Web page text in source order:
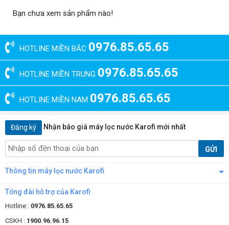
Bạn chưa xem sản phẩm nào!
HOTLINE MIỀN BẮC 0976.85.65.65
HOTLINE MIỀN TRUNG 0976.85.65.65
HOTLINE MIỀN NAM 0976.85.65.65
Đăng ký Nhận báo giá máy lọc nước Karofi mới nhất
GỬI
Thông tin máy lọc nước Karofi
Tổng đài hỗ trợ của Karofi
Hotline : 0976.85.65.65
CSKH : 1900.96.96.15